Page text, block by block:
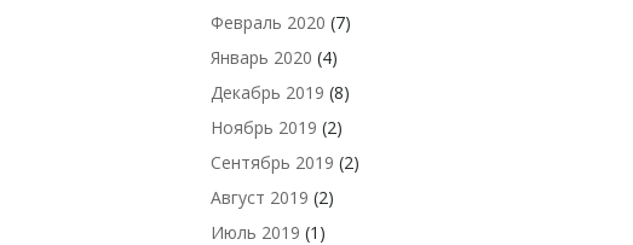
Февраль 2020 (7)
Январь 2020 (4)
Декабрь 2019 (8)
Ноябрь 2019 (2)
Сентябрь 2019 (2)
Август 2019 (2)
Июль 2019 (1)